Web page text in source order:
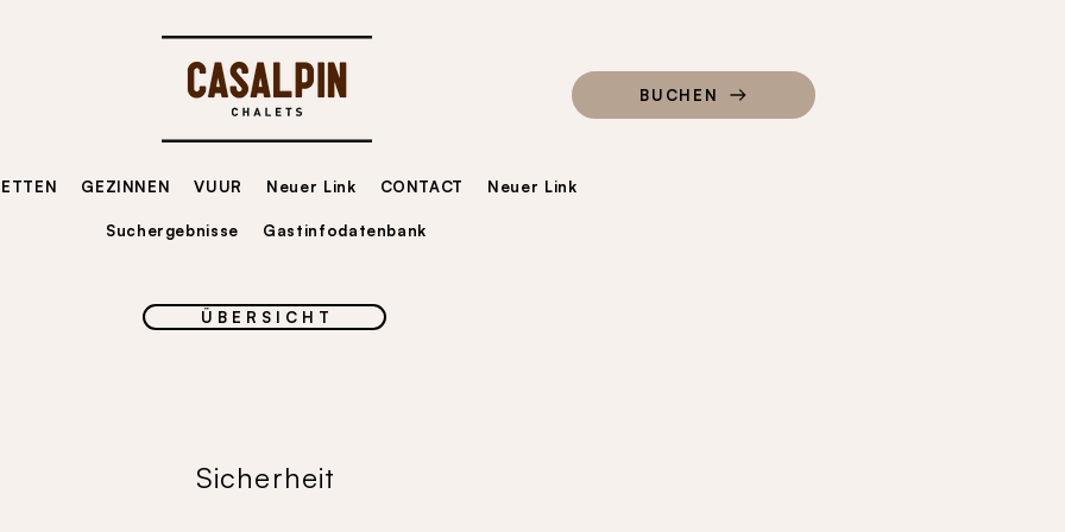
GEZINNEN VUUR Neuer Link CONTACT Neuer Link
Suchergebnisse Gastinfodatenbank
BUCHEN
Sicherheit
Ü B E R S I C H T